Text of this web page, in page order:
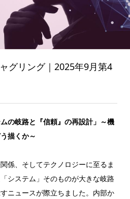
グリング｜2025年9月第4
ムの岐路と『信頼』の再設計」～機
描くか～
係、そしてテクノロジーに至るま
システム」そのものが大きな岐路
ニュースが際立ちました。内部か